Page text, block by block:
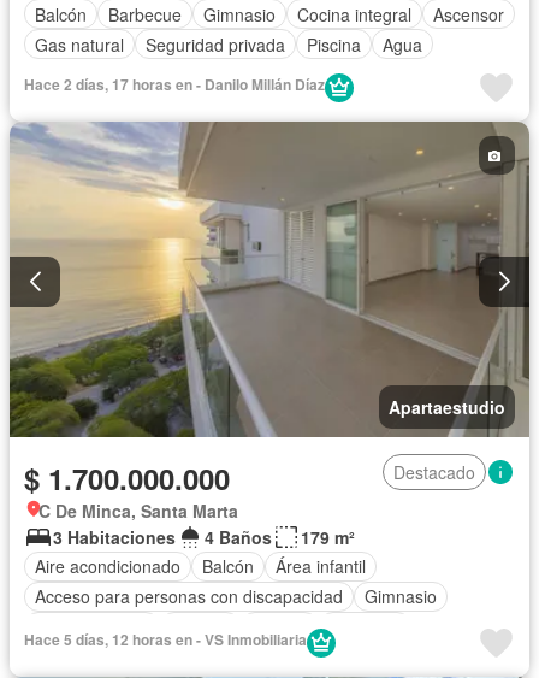
Balcón
Barbecue Gimnasio Cocina integral
Ascensor
Gas natural
Seguridad privada Piscina Agua
Hace 2 días, 17 horas en - Danilo Millán Díaz
Apartaestudio
$ 1.700.000.000
Destacado
C De Minca, Santa Marta
3 Habitaciones
4 Baños
179 m²
Aire acondicionado
Balcón
Área infantil
Acceso para personas con discapacidad
Gimnasio
Ascensor
Sauna
Hace 5 días, 12 horas en - VS Inmobiliaria